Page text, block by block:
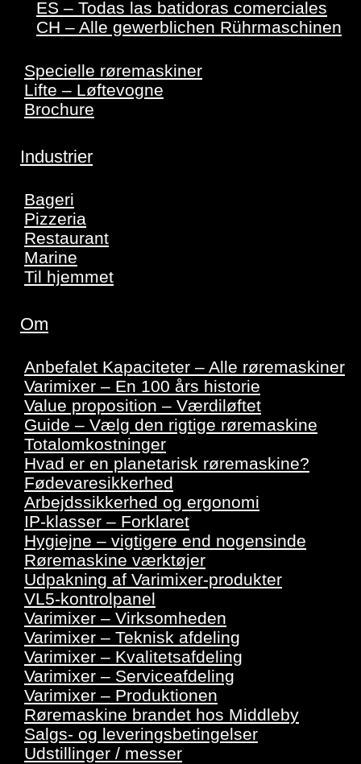
ES – Todas las batidoras comerciales
CH – Alle gewerblichen Rührmaschinen
Specielle røremaskiner
Lifte – Løftevogne
Brochure
Industrier
Bageri
Pizzeria
Restaurant
Marine
Til hjemmet
Om
Anbefalet Kapaciteter – Alle røremaskiner
Varimixer – En 100 års historie
Value proposition – Værdiløftet
Guide – Vælg den rigtige røremaskine
Totalomkostninger
Hvad er en planetarisk røremaskine?
Fødevaresikkerhed
Arbejdssikkerhed og ergonomi
IP-klasser – Forklaret
Hygiejne – vigtigere end nogensinde
Røremaskine værktøjer
Udpakning af Varimixer-produkter
VL5-kontrolpanel
Varimixer – Virksomheden
Varimixer – Teknisk afdeling
Varimixer – Kvalitetsafdeling
Varimixer – Serviceafdeling
Varimixer – Produktionen
Røremaskine brandet hos Middleby
Salgs- og leveringsbetingelser
Udstillinger / messer